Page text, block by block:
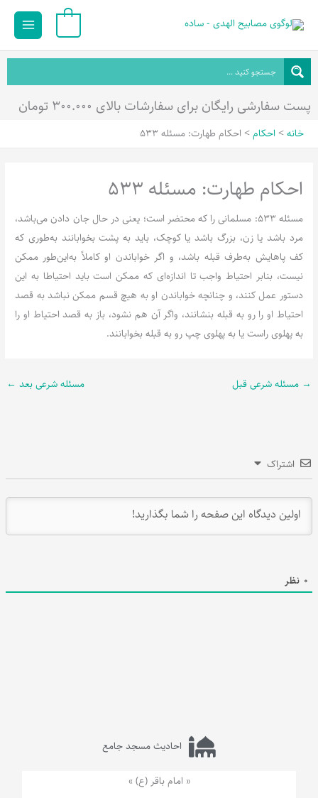
محتوا
Main
پست سفارشی رایگان برای سفارشات بالای ۳۰۰.۰۰۰ تومان
خانه احکام احکام طهارت: مسئله 533
احکام طهارت: مسئله 533
مسئله 533: مسلمانی را که محتضر است؛ یعنی در حال جان دادن می‌باشد،
مرد باشد یا زن، بزرگ باشد یا کوچک، باید به پشت بخوابانند به‌طوری که
کف پاهایش به‌طرف قبله باشد، و اگر خواباندن او کاملاً به‌این‌طور ممکن
نیست، بنابر احتیاط واجب تا اندازه‌ای که ممکن است باید احتیاطا به این
دستور عمل کنند، و چنانچه خواباندن او به هیچ قسم ممکن نباشد به قصد
احتیاط او را رو به قبله بنشانند، واگر آن هم نشود، باز به قصد احتیاط او را
به پهلوی راست یا به پهلوی چپ رو به قبله بخوابانند.
→ مسئله شرعی قبل مسئله شرعی بعد ←
اشتراک
0 نظر
احادیث مسجد جامع
« امام باقر (ع) »